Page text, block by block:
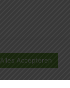
Alles Accepteren